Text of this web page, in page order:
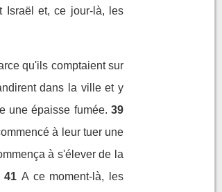
Israël et, ce jour-là, les
qu'ils comptaient sur
dans la ville et y
une épaisse fumée. 39
à leur tuer une
à s'élever de la
41 A ce moment-là, les